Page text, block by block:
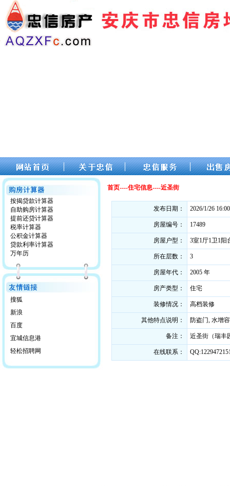
按揭贷款计算器
自助购房计算器
提前还贷计算器
税率计算器
公积金计算器
贷款利率计算器
万年历
搜狐
新浪
百度
宜城信息港
轻松招聘网
首页----住宅信息----近圣街
发布日期： 2026/1/26
房屋编号： 17489
房屋户型： 3室1厅1卫1阳
所在层数： 3
房屋年代： 2005 年
房产类型： 住宅
装修情况： 高档装修
其他特点说明： 防盗门, 水增
备注： 近圣街（瑞丰
在线联系：